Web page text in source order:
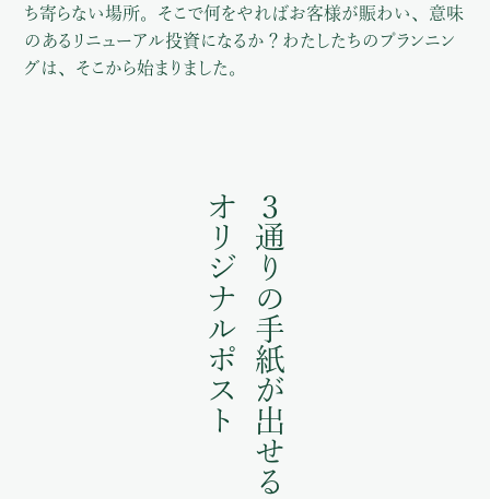
ち寄らない場所。そこで何をやればお客様が賑わい、意味
のあるリニューアル投資になるか？わたしたちのプランニン
グは、そこから始まりました。
３通りの手紙が出せる
オリジナルポスト